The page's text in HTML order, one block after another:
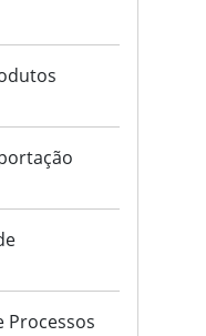
Processos